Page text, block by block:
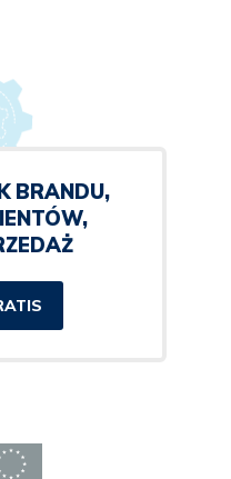
BRANDU,